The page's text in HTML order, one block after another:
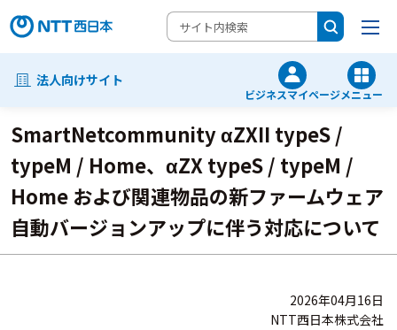
法人向けサイト
ビジネスマイページメニュー
SmartNetcommunity αZXII typeS /
typeM / Home、αZX typeS / typeM /
Home および関連物品の新ファームウェア
自動バージョンアップに伴う対応について
2026年04月16日
NTT西日本株式会社